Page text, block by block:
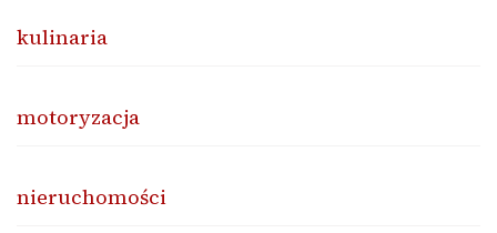
kulinaria
motoryzacja
nieruchomości